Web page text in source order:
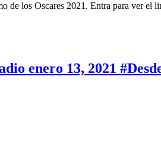
de los Oscares 2021. Entra para ver el
enero 13, 2021